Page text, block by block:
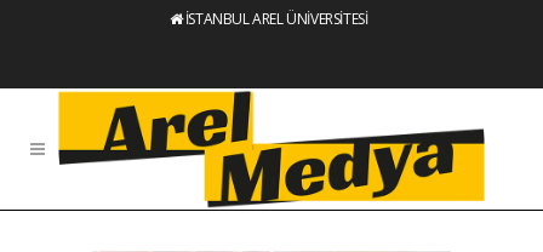
İSTANBUL AREL ÜNİVERSİTESİ